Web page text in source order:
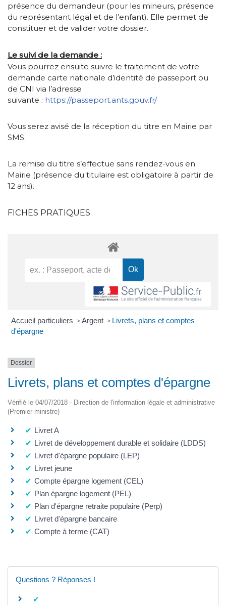
présence du demandeur (pour les mineurs, présence
du représentant légal et de l’enfant). Elle permet de
constituer et de valider votre dossier.
Le suivi de la demande :
Vous pourrez ensuite suivre le traitement de votre
demande carte nationale d’identité de passeport ou
de CNI via l’adresse
suivante : https://passeport.ants.gouv.fr/
Vous serez avisé de la réception du titre en Mairie par
SMS.
La remise du titre s’effectue sans rendez-vous en
Mairie (présence du titulaire est obligatoire à partir de
12 ans).
FICHES PRATIQUES
Accueil particuliers > Argent > Livrets, plans et comptes
d'épargne
Dossier
Livrets, plans et comptes d'épargne
Vérifié le 04/07/2018 - Direction de l'information légale et administrative
(Premier ministre)
Livret A
Livret de développement durable et solidaire (LDDS)
Livret d'épargne populaire (LEP)
Livret jeune
Compte épargne logement (CEL)
Plan épargne logement (PEL)
Plan d'épargne retraite populaire (Perp)
Livret d'épargne bancaire
Compte à terme (CAT)
Questions ? Réponses !